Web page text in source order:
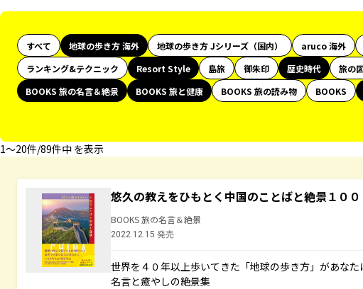
すべて 地球の歩き方 海外 地球の歩き方 Jシリーズ（国内） aruco 海外
ランキング&テクニック
Resort Style 島旅 御朱印 歴史時代 旅の
BOOKS 旅の名言＆絶景
BOOKS 旅と健康 BOOKS 旅の読み物 BOOKS
1〜20件/89件中 を表示
悠久の教えをひもとく中国のことばと絶景１００
BOOKS 旅の名言＆絶景
2022.12.15 発売
世界を４０年以上歩いてきた「地球の歩き方」があな
名言と癒やしの絶景集